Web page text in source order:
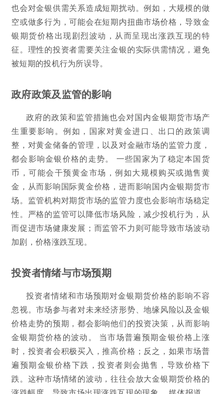
也会对金银供需关系造成短期扰动。例如，大规模的做
空或做多行为，可能会在短期内扭曲市场价格，导致金
银期货价格出现剧烈波动，从而呈现出涨跌互现的特
征。理性的投资者需要关注金银的实际供需情况，避免
被短期的投机行为所误导。
政府政策及监管的影响
政府的政策和监管措施也会对国内金银期货市场产
生重要影响。例如，国家对黄金进口、出口的政策调
整，对黄金储备的管理，以及对金融市场的监管力度，
都会影响金银价格的走势。 一些国家为了稳定本国货
币，可能会干预黄金市场，例如大规模购买或抛售黄
金，从而影响国际黄金价格，进而影响国内金银期货市
场。监管机构对期货市场的监管力度也会影响市场稳定
性。严格的监管可以降低市场风险，减少投机行为，从
而促进市场健康发展；而监管不力则可能导致市场波动
加剧，价格涨跌互现。
投资者情绪与市场预期
投资者情绪和市场预期对金银期货价格的影响不容
忽视。市场参与者对未来经济形势、地缘风险以及金银
价格走势的预期，都会影响他们的投资决策，从而影响
金银期货价格的波动。 当市场普遍预期金银价格上涨
时，投资者会积极买入，推高价格；反之，如果市场普
遍预期金银价格下跌，投资者则会抛售，导致价格下
跌。这种市场情绪的波动，往往会放大金银期货价格的